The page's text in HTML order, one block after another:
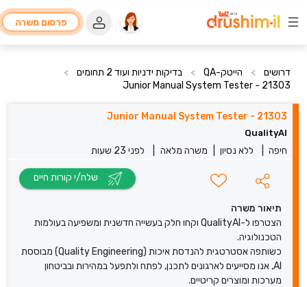
פרסום משרה
דרושים > הייטק-QA > בדיקות ידניות ועוד 2 תחומים
>
21303 - Junior Manual System Tester
21303 - Junior Manual System Tester
QualityAI
חיפה ללא נסיון משרה מלאה לפני 23 שעות
תיאור משרה
הצטרפו ל-QualityAI וקחו חלק בעשייה חדשנית ומשפיעה בעולמות
הטכנולוגיה.
כשותפה אסטרטגית להנדסת איכות (Quality Engineering) מבוססת
AI, אנו מסייעים לארגונים לתכנן, לפתח ולתפעל במהירות ובביטחון
מערכות ומוצרים קריטיים.